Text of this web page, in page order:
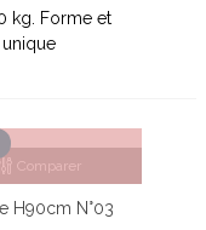
kg. Forme et
Comparer
H90cm N°03